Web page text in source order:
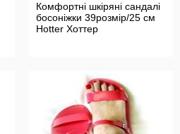
Комфортні шкіряні сандалі
босоніжки 39розмір/25 см
Hotter Хоттер